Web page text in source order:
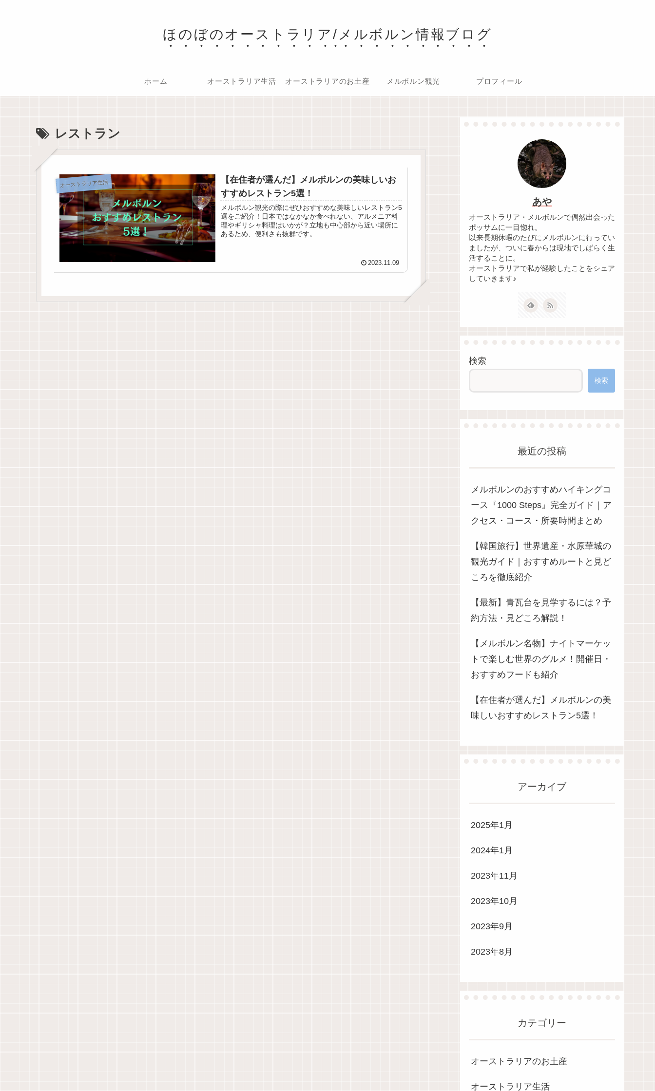
ほのぼのオーストラリア/メルボルン情報ブログ
ホーム オーストラリア生活 オーストラリアのお土産 メルボルン観光 プロフィール
レストラン
オーストラリア生活
【在住者が選んだ】メルボルンの美味しいお
すすめレストラン5選！
メルボルン観光の際にぜひおすすめな美味しいレストラン5
選をご紹介！日本ではなかなか食べれない、アルメニア料
理やギリシャ料理はいかが？立地も中心部から近い場所に
あるため、便利さも抜群です。
2023.11.09
あや
オーストラリア・メルボルンで偶然出会った
ポッサムに一目惚れ。
以来長期休暇のたびにメルボルンに行ってい
ましたが、ついに春からは現地でしばらく生
活することに。
オーストラリアで私が経験したことをシェア
していきます♪
検索
検索
最近の投稿
メルボルンのおすすめハイキングコ
ース『1000 Steps』完全ガイド｜ア
クセス・コース・所要時間まとめ
【韓国旅行】世界遺産・水原華城の
観光ガイド｜おすすめルートと見ど
ころを徹底紹介
【最新】青瓦台を見学するには？予
約方法・見どころ解説！
【メルボルン名物】ナイトマーケッ
トで楽しむ世界のグルメ！開催日・
おすすめフードも紹介
【在住者が選んだ】メルボルンの美
味しいおすすめレストラン5選！
アーカイブ
2025年1月
2024年1月
2023年11月
2023年10月
2023年9月
2023年8月
カテゴリー
オーストラリアのお土産
オーストラリア生活